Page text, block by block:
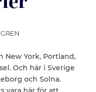
New York, Portland,
Och här i Sverige
och Solna.